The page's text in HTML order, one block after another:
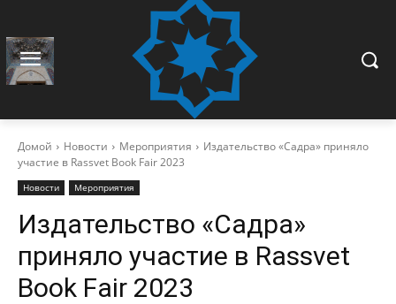
Домой Новости Мероприятия
Издательство «Садра» приняло
участие в Rassvet Book Fair 2023
Новости Мероприятия
Издательство «Садра»
приняло участие в Rassvet
Book Fair 2023